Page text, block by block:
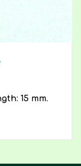
15 mm.